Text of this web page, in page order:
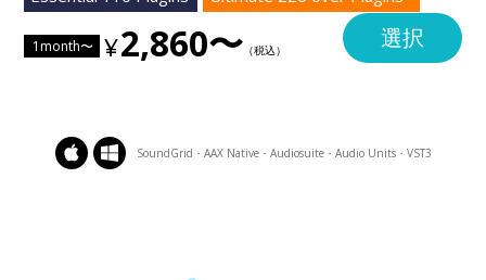
1month〜 2,860〜 選択
SoundGrid・AAX Native・Audiosuite・Audio Units・VST3